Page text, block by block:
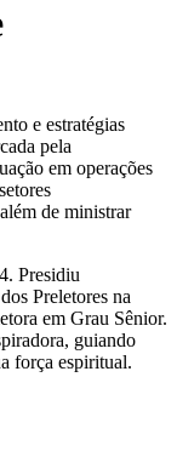
e estratégias
pela
em operações
de ministrar
Presidiu
Preletores na
em Grau Sênior.
guiando
força espiritual.